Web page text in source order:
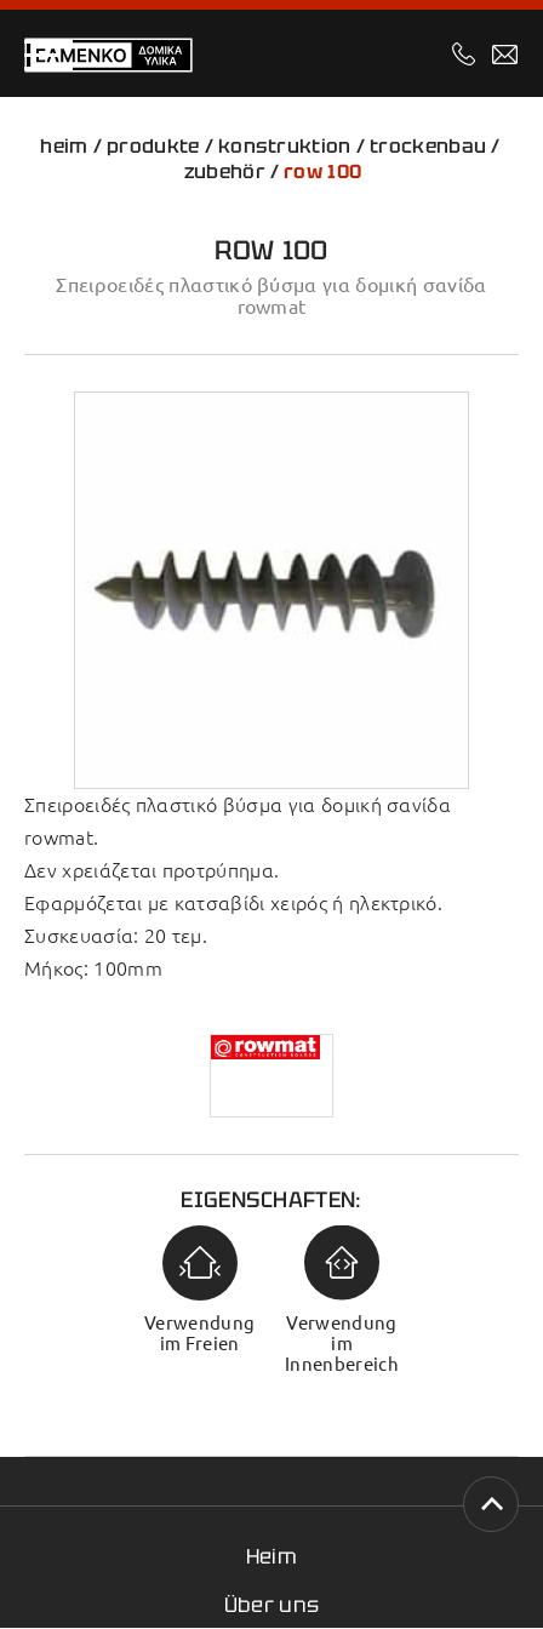
heim /produkte /konstruktion /trockenbau /
zubehör/row 100
ROW 100
Σπειροειδές πλαστικό βύσμα για δομική σανίδα
rowmat
Σπειροειδές πλαστικό βύσμα για δομική σανίδα
rowmat.
Δεν χρειάζεται προτρύπημα.
Εφαρμόζεται με κατσαβίδι χειρός ή ηλεκτρικό.
Συσκευασία: 20 τεμ.
Μήκος: 100mm
EIGENSCHAFTEN:
Verwendung
im Freien
Verwendung
im
Innenbereich
Heim
Über uns